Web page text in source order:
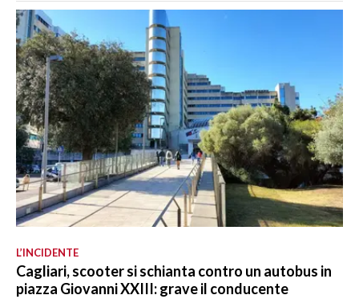
L’INCIDENTE
Cagliari, scooter si schianta contro un autobus in
piazza Giovanni XXIII: grave il conducente